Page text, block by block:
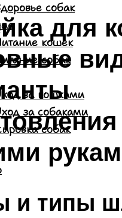
собак
кошек
собак
за кошками
за собаками
собак
для
и типы